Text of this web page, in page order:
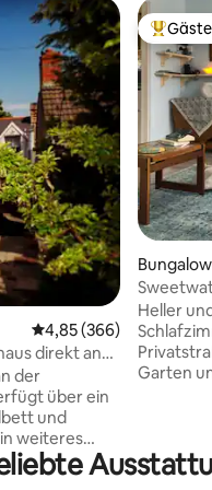
Durchschnittliche
4,85 (366)
direkt an
der
über ein
und
weiteres
zwei
Bungalow
Heller
Garten
Lounge
eine